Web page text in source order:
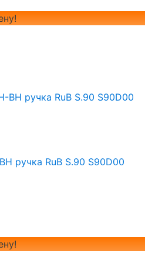
ручка RuB S.90 S90D00